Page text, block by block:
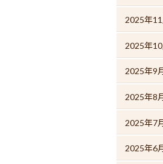
2025年
2025年
2025年9
2025年8
2025年7
2025年6